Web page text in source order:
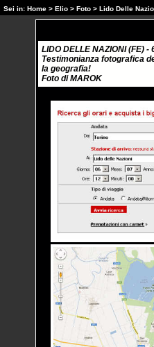
Sei in: Home > Elio > Foto > Lido Delle
LIDO DELLE NAZIONI (FE) -
Testimonianza fotografica
la geografia!
Foto di MAROK